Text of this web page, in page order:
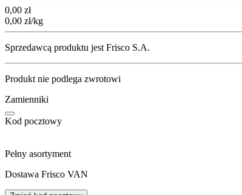
Cena
0,00 zł
0,00 zł/kg
Sprzedawcą produktu jest Frisco S.A.
Produkt nie podlega zwrotowi
Zamienniki
Kod pocztowy
Pełny asortyment
Dostawa Frisco VAN